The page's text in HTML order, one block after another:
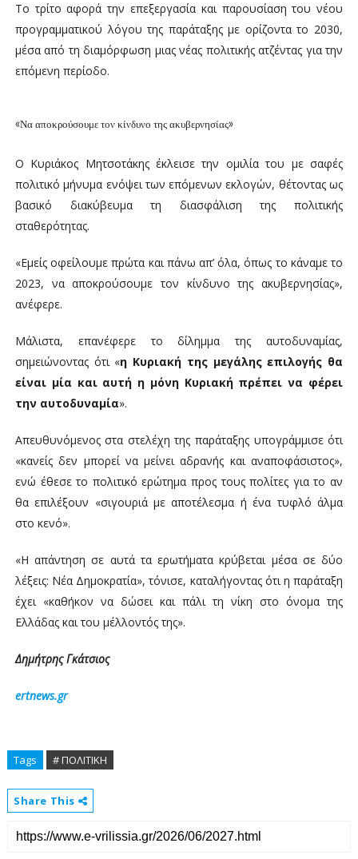
Το τρίτο αφορά την επεξεργασία και παρουσίαση του νέου
προγραμματικού λόγου της παράταξης με ορίζοντα το 2030,
μέσα από τη διαμόρφωση μιας νέας πολιτικής ατζέντας για την
επόμενη περίοδο.
«Να αποκρούσουμε τον κίνδυνο της ακυβερνησίας»
Ο Κυριάκος Μητσοτάκης έκλεισε την ομιλία του με σαφές
πολιτικό μήνυμα ενόψει των επόμενων εκλογών, θέτοντας ως
βασικό διακύβευμα τη διασφάλιση της πολιτικής
σταθερότητας.
«Εμείς οφείλουμε πρώτα και πάνω απ’ όλα, όπως το κάναμε το
2023, να αποκρούσουμε τον κίνδυνο της ακυβερνησίας»,
ανέφερε.
Μάλιστα, επανέφερε το δίλημμα της αυτοδυναμίας,
σημειώνοντας ότι «η Κυριακή της μεγάλης επιλογής θα
είναι μία και αυτή η μόνη Κυριακή πρέπει να φέρει
την αυτοδυναμία».
Απευθυνόμενος στα στελέχη της παράταξης υπογράμμισε ότι
«κανείς δεν μπορεί να μείνει αδρανής και αναποφάσιστος»,
ενώ έθεσε το πολιτικό ερώτημα προς τους πολίτες για το αν
θα επιλέξουν «σιγουριά με αποτέλεσμα ή ένα τυφλό άλμα
στο κενό».
«Η απάντηση σε αυτά τα ερωτήματα κρύβεται μέσα σε δύο
λέξεις: Νέα Δημοκρατία», τόνισε, καταλήγοντας ότι η παράταξη
έχει «καθήκον να δώσει και πάλι τη νίκη στο όνομα της
Ελλάδας και του μέλλοντός της».
Δημήτρης Γκάτσιος
ertnews.gr
Tags # ΠΟΛΙΤΙΚΗ
Share This